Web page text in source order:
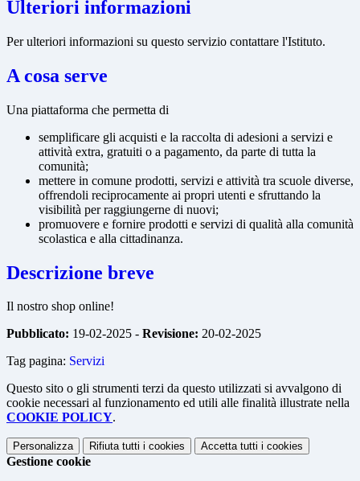
Ulteriori informazioni
Per ulteriori informazioni su questo servizio contattare l'Istituto.
A cosa serve
Una piattaforma che permetta di
semplificare gli acquisti e la raccolta di adesioni a servizi e
attività extra, gratuiti o a pagamento, da parte di tutta la
comunità;
mettere in comune prodotti, servizi e attività tra scuole diverse,
offrendoli reciprocamente ai propri utenti e sfruttando la
visibilità per raggiungerne di nuovi;
promuovere e fornire prodotti e servizi di qualità alla comunità
scolastica e alla cittadinanza.
Descrizione breve
Il nostro shop online!
Pubblicato: 19-02-2025 - Revisione: 20-02-2025
Tag pagina: Servizi
Questo sito o gli strumenti terzi da questo utilizzati si avvalgono di
cookie necessari al funzionamento ed utili alle finalità illustrate nella
COOKIE POLICY.
Personalizza Rifiuta tutti i cookies Accetta tutti i cookies
Gestione cookie